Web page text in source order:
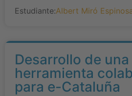
Estudiante:Albert Miró
Desarrollo de una
herramienta
para e-Cataluña